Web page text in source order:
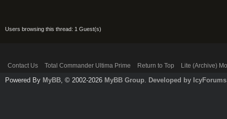
Users browsing this thread: 1 Guest(s)
Contact Us Total Commander Ultima Prime Return to Top Lite (Archive)
Powered By MyBB, © 2002-2026 MyBB Group. Developed by IcyForums